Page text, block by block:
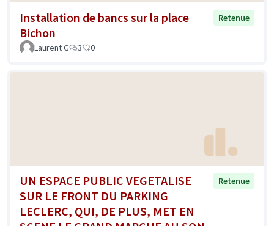
Installation de bancs sur la place
Bichon
Retenue
Laurent G 3 0
UN ESPACE PUBLIC VEGETALISE
SUR LE FRONT DU PARKING
LECLERC, QUI, DE PLUS, MET EN
Retenue